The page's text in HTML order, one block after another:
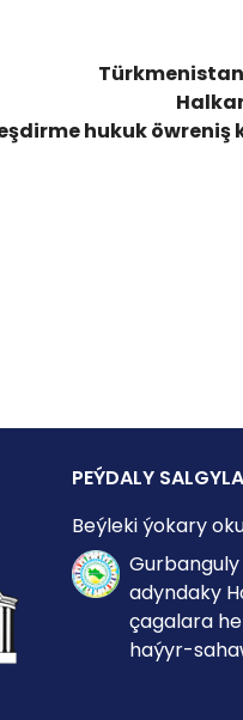
hukuk
PEÝDALY
Beýleki ýokary
adyndaky
çagalara
haýyr-